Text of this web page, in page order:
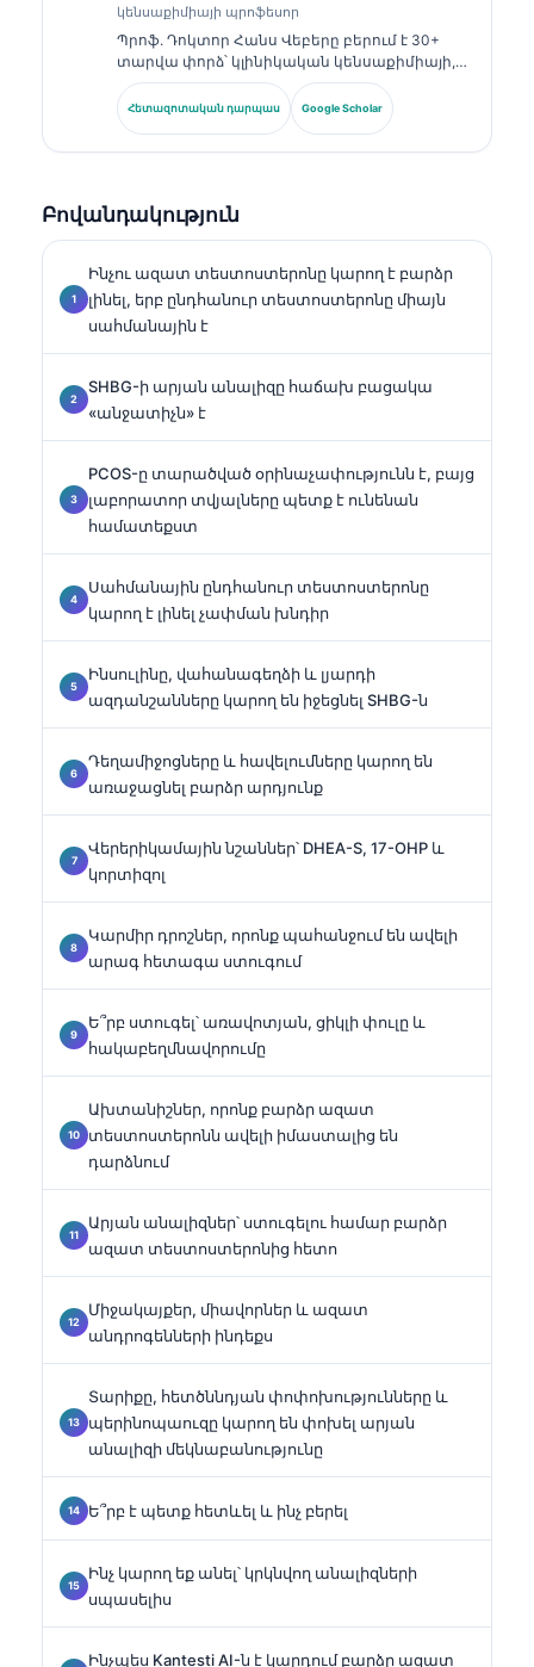
կենսաքիմիայի պրոֆեսոր
Պրոֆ. Դոկտոր Հանս Վեբերը բերում է 30+
տարվա փորձ՝ կլինիկական կենսաքիմիայի,
լաբորատոր բժշկության և բիոմարկերների
հետազոտության ոլորտներում։ Եղել է
Գերմանիայի Կլինիկական քիմիայի
ստանդարտացման և ԱԻ-ի աջակցությամբ
լաբորատոր բժշկության մեջ։.
Հետազոտական դարպաս Google Scholar
Բովանդակություն
Ինչու ազատ տեստոստերոնը կարող է բարձր
լինել, երբ ընդհանուր տեստոստերոնը միայն
սահմանային է
SHBG-ի արյան անալիզը հաճախ բացակա
«անջատիչն» է
PCOS-ը տարածված օրինաչափությունն է, բայց
լաբորատոր տվյալները պետք է ունենան
համատեքստ
Սահմանային ընդհանուր տեստոստերոնը
կարող է լինել չափման խնդիր
Ինսուլինը, վահանագեղձի և լյարդի
ազդանշանները կարող են իջեցնել SHBG-ն
Դեղամիջոցները և հավելումները կարող են
առաջացնել բարձր արդյունք
Վերերիկամային նշաններ՝ DHEA-S, 17-OHP և
կորտիզոլ
Կարմիր դրոշներ, որոնք պահանջում են ավելի
արագ հետագա ստուգում
Ե՞րբ ստուգել՝ առավոտյան, ցիկլի փուլը և
հակաբեղմնավորումը
Ախտանիշներ, որոնք բարձր ազատ
տեստոստերոնն ավելի իմաստալից են
դարձնում
Արյան անալիզներ՝ ստուգելու համար բարձր
ազատ տեստոստերոնից հետո
Միջակայքեր, միավորներ և ազատ
անդրոգենների ինդեքս
Տարիքը, հետծննդյան փոփոխությունները և
պերինոպաուզը կարող են փոխել արյան
անալիզի մեկնաբանությունը
Ե՞րբ է պետք հետևել և ինչ բերել
Ինչ կարող եք անել՝ կրկնվող անալիզների
սպասելիս
Ինչպես Kantesti AI-ն է կարդում բարձր ազատ